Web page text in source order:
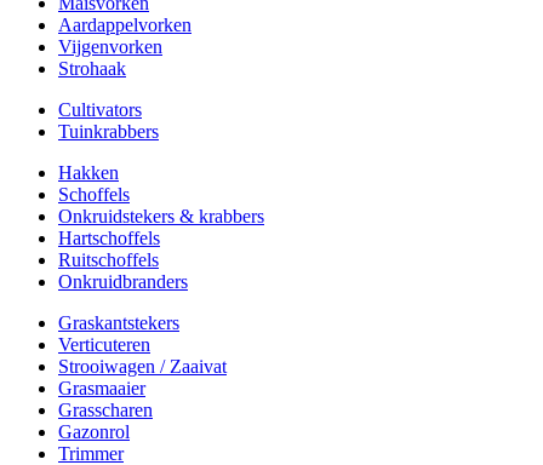
Aardappelvorken
Vijgenvorken
Strohaak
Cultivators
Tuinkrabbers
Hakken
Schoffels
Onkruidstekers & krabbers
Hartschoffels
Ruitschoffels
Onkruidbranders
Graskantstekers
Verticuteren
Strooiwagen / Zaaivat
Grasmaaier
Grasscharen
Gazonrol
Trimmer